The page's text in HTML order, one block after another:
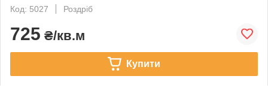
Код: 5027
Роздріб
725 ₴/кв.м
Купити